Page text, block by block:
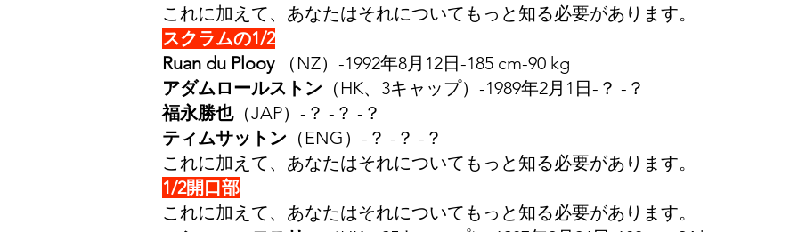
これに加えて、あなたはそれについてもっと知る必要があります。
スクラムの1/2
Ruan du Plooy（NZ）-1992年8月12日-185 cm-90 kg
アダムロールストン （HK、3キャップ）-1989年2月1日-？ -？
福永勝也（JAP）-？ -？ -？
ティムサットン （ENG）-？ -？ -？
これに加えて、あなたはそれについてもっと知る必要があります。
1/2開口部
これに加えて、あなたはそれについてもっと知る必要があります。